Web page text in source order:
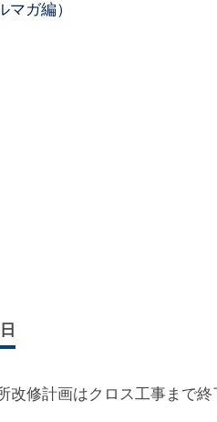
ガ編）
改修計画はクロス工事まで終